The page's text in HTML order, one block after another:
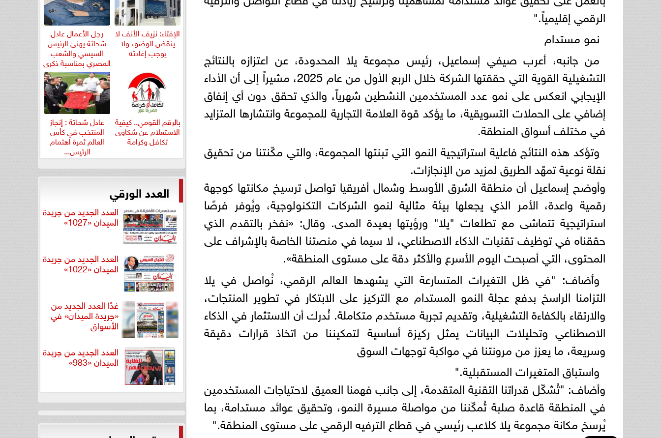
الرقمي إقليمياً."
نمو مستدام
من جانبه، أعرب صيفي إسماعيل، رئيس مجموعة يلا المحدودة، عن اعتزازه بالنتائج
التشغيلية القوية التي حققتها الشركة خلال الربع الأول من عام 2025، مشيراً إلى أن الأداء
الإيجابي انعكس على نمو عدد المستخدمين النشطين شهرياً، والذي تحقق دون أي إنفاق
إضافي على الحملات التسويقية، ما يؤكد قوة العلامة التجارية للمجموعة وانتشارها المتزايد
في مختلف أسواق المنطقة.
وتؤكد هذه النتائج فاعلية استراتيجية النمو التي تبنتها المجموعة، والتي مكّنتنا من تحقيق
نقلة نوعية تمهّد الطريق لمزيد من الإنجازات.
وأوضح إسماعيل أن منطقة الشرق الأوسط وشمال أفريقيا تواصل ترسيخ مكانتها كوجهة
رقمية واعدة، الأمر الذي يجعلها بيئة مثالية لنمو الشركات التكنولوجية، ويُوفر فرصًا
استراتيجية تتماشى مع تطلعات "يلا" ورؤيتها بعيدة المدى. وقال: «نفخر بالتقدم الذي
حققناه في توظيف تقنيات الذكاء الاصطناعي، لا سيما في منصتنا الخاصة بالإشراف على
المحتوى، التي أصبحت اليوم الأسرع والأكثر دقة على مستوى المنطقة».
وأضاف: "في ظل التغيرات المتسارعة التي يشهدها العالم الرقمي، نُواصل في يلا
التزامنا الراسخ بدفع عجلة النمو المستدام مع التركيز على الابتكار في تطوير المنتجات،
والارتقاء بالكفاءة التشغيلية، وتقديم تجربة مستخدم متكاملة. نُدرك أن الاستثمار في الذكاء
الاصطناعي وتحليلات البيانات يمثل ركيزة أساسية لتمكيننا من اتخاذ قرارات دقيقة
وسريعة، ما يعزز من مرونتنا في مواكبة توجهات السوق
واستباق المتغيرات المستقبلية."
وأضاف: "تُشكّل قدراتنا التقنية المتقدمة، إلى جانب فهمنا العميق لاحتياجات المستخدمين
في المنطقة قاعدة صلبة تُمكّننا من مواصلة مسيرة النمو، وتحقيق عوائد مستدامة، بما
يُرسخ مكانة مجموعة يلا كلاعب رئيسي في قطاع الترفيه الرقمي على مستوى المنطقة."
الإفتاء: نزيف الأنف لا
ينقض الوضوء ولا
يوجب إعادته
رجل الأعمال عادل
شحاتة يهنئ الرئيس
السيسي والشعب
المصري بمناسبة ذكرى
ثورة...
بالرقم القومي.. كيفية
الاستعلام عن شكاوى
تكافل وكرامة
عادل شحاتة : إنجاز
المنتخب في كأس
العالم ثمرة اهتمام
الرئيس...
العدد الورقي
العدد الجديد من جريدة
الميدان «1027»
العدد الجديد من جريدة
الميدان «1022»
غدًا العدد الجديد من
«جريدة الميدان» في
الأسواق
العدد الجديد من جريدة
الميدان «983»